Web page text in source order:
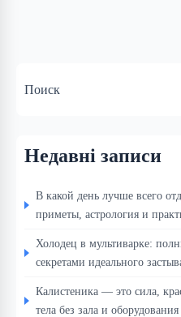
Поиск
Недавні записи
В какой день лучше всего
приметы, астрология и
Холодец в мультиварке:
секретами идеального
Калистеника — это сила,
тела без зала и оборудования